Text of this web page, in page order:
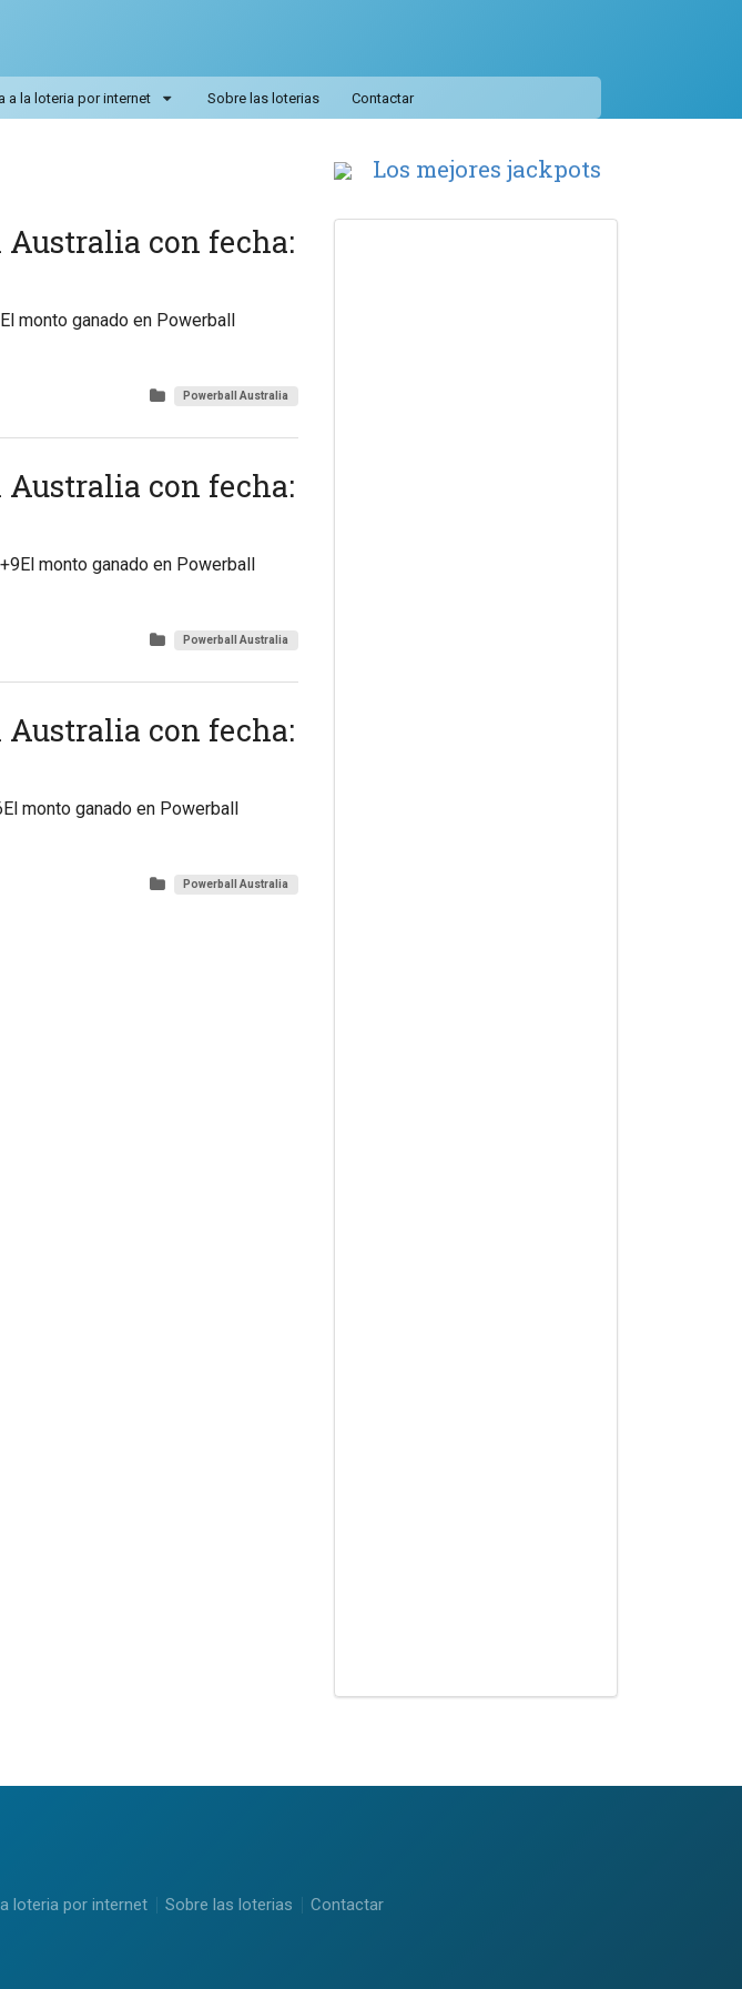
a la loteria por internet Sobre las loterias Contactar
Australia con fecha:
monto ganado en Powerball
Powerball Australia
Australia con fecha:
monto ganado en Powerball
Powerball Australia
Australia con fecha:
monto ganado en Powerball
Powerball Australia
Los mejores jackpots
loteria por internet Sobre las loterias Contactar